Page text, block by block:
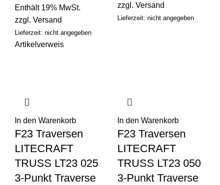
Enthält 19% MwSt.
zzgl. Versand
Lieferzeit: nicht angegeben
zzgl. Versand
Lieferzeit: nicht angegeben
Artikelverweis
In den Warenkorb
F23 Traversen
LITECRAFT
TRUSS LT23 025
3-Punkt Traverse
In den Warenkorb
F23 Traversen
LITECRAFT
TRUSS LT23 050
3-Punkt Traverse